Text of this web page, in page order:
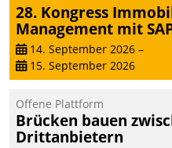
28. Kongress
Management mit
14. September 2026 –
15. September 2026
Offene Plattform
Brücken bauen
Drittanbietern